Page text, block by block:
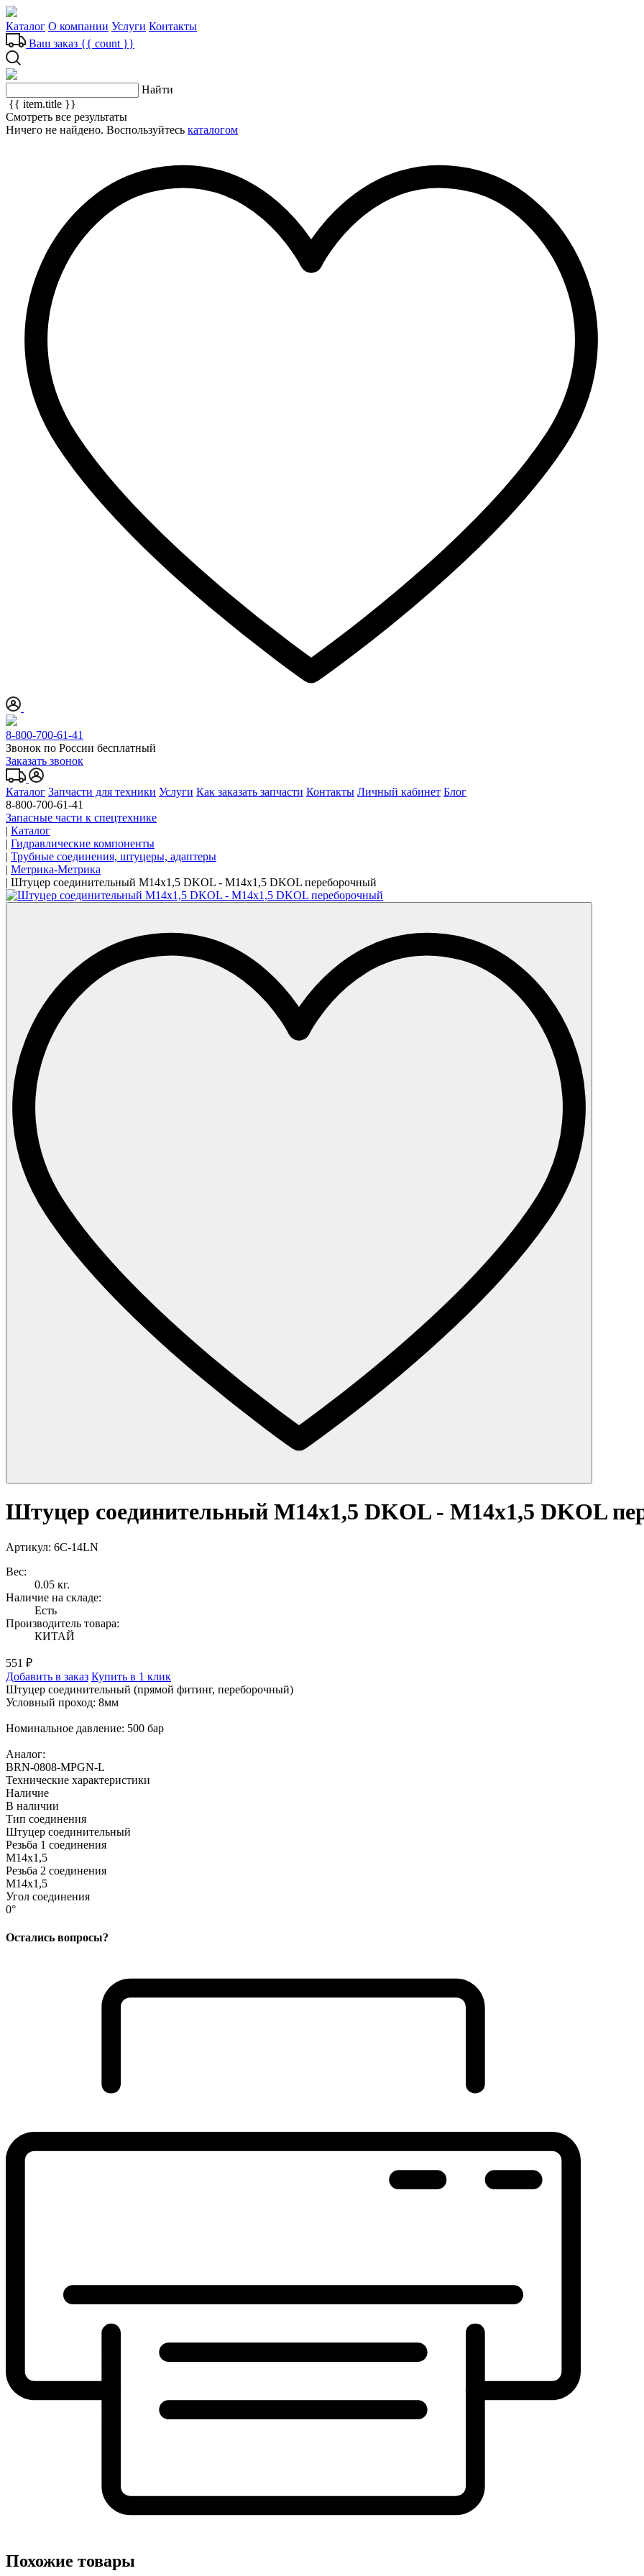
Каталог О компании Услуги Контакты
Ваш заказ {{ count }}
Найти
{{ item.title }}
Смотреть все результаты
Ничего не найдено. Воспользуйтесь каталогом
8-800-700-61-41
Звонок по России бесплатный
Заказать звонок
Каталог Запчасти для техники Услуги Как заказать запчасти Контакты Личный кабинет Блог
8-800-700-61-41
Запасные части к спецтехнике
| Каталог
| Гидравлические компоненты
| Трубные соединения, штуцеры, адаптеры
| Метрика-Метрика
| Штуцер соединительный M14x1,5 DKOL - M14x1,5 DKOL переборочный
Штуцер соединительный M14x1,5 DKOL - M14x1,5 DKOL
Артикул: 6C-14LN
Вес:
0.05 кг.
Наличие на складе:
Есть
Производитель товара:
КИТАЙ
551 ₽
Добавить в заказ Купить в 1 клик
Штуцер соединительный (прямой фитинг, переборочный)
Условный проход: 8мм
Номинальное давление: 500 бар
Аналог:
BRN-0808-MPGN-L
Технические характеристики
Наличие
В наличии
Тип соединения
Штуцер соединительный
Резьба 1 соединения
M14x1,5
Резьба 2 соединения
M14x1,5
Угол соединения
0°
Остались вопросы?
Похожие товары